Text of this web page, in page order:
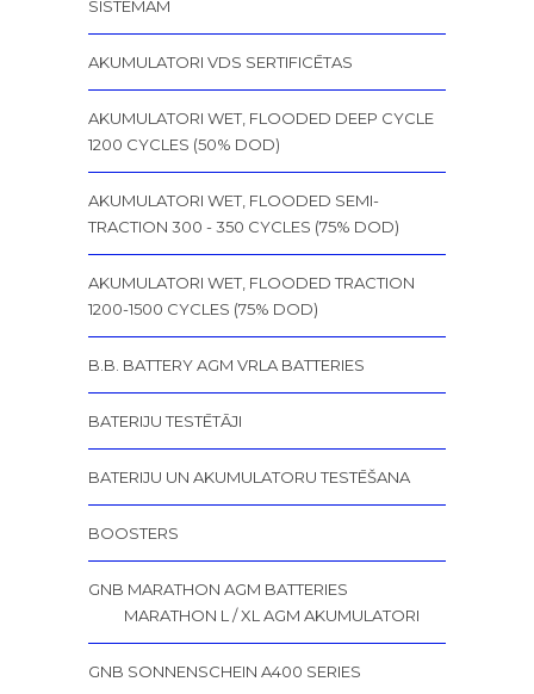
SISTĒMĀM
AKUMULATORI VDS SERTIFICĒTAS
AKUMULATORI WET, FLOODED DEEP CYCLE
1200 CYCLES (50% DOD)
AKUMULATORI WET, FLOODED SEMI-
TRACTION 300 - 350 CYCLES (75% DOD)
AKUMULATORI WET, FLOODED TRACTION
1200-1500 CYCLES (75% DOD)
B.B. BATTERY AGM VRLA BATTERIES
BATERIJU TESTĒTĀJI
BATERIJU UN AKUMULATORU TESTĒŠANA
BOOSTERS
GNB MARATHON AGM BATTERIES
MARATHON L / XL AGM AKUMULATORI
GNB SONNENSCHEIN A400 SERIES